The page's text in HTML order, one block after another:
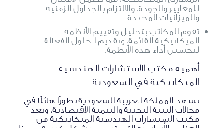
للمعايير والجودة، والالتزام بالجداول الزمنية
والميزانيات المحددة.
تقوم المكاتب بتحليل وتقييم الأنظمة
الميكانيكية القائمة، وتقديم الحلول الفعالة
لتحسين أداء هذه الأنظمة.
أهمية مكتب الاستشارات الهندسية
الميكانيكية في السعودية
تشهد المملكة العربية السعودية تطورًا هائلًا في
مجالات البنية التحتية والتنمية الاقتصادية، ويعد
مكتب الاستشارات الهندسية الميكانيكية من